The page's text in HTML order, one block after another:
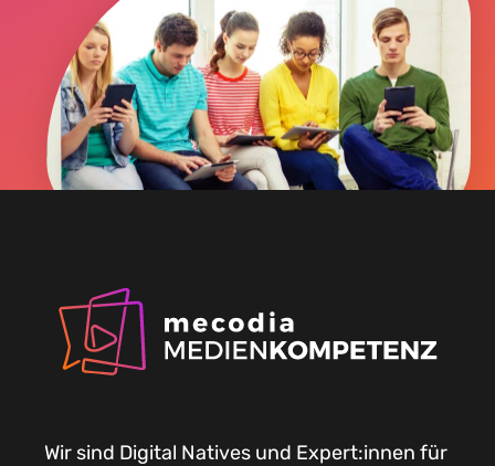
Wir sind Digital Natives und Expert:innen für